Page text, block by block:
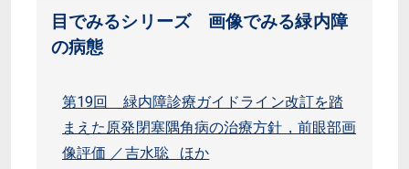
目でみるシリーズ 画像でみる緑内障
の病態
第19回 緑内障診療ガイドライン改訂を踏
まえた原発閉塞隅角病の治療方針，前眼部画
像評価 ／吉水聡 ほか